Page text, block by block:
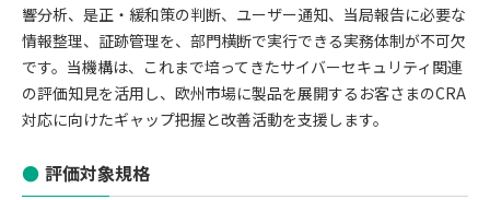
響分析、是正・緩和策の判断、ユーザー通知、当局報告に必要な
情報整理、証跡管理を、部門横断で実行できる実務体制が不可欠
です。当機構は、これまで培ってきたサイバーセキュリティ関連
の評価知見を活用し、欧州市場に製品を展開するお客さまのCRA
対応に向けたギャップ把握と改善活動を支援します。
評価対象規格